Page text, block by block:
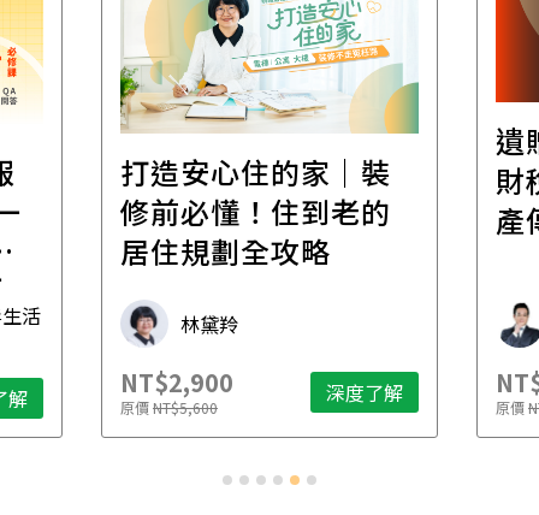
活
解
打造安心住的家｜裝
修前必懂！住到老的
居住規劃全攻略
林黛羚
NT$2,900
原價NT$5,600 深度了解
遺
財
產
原價